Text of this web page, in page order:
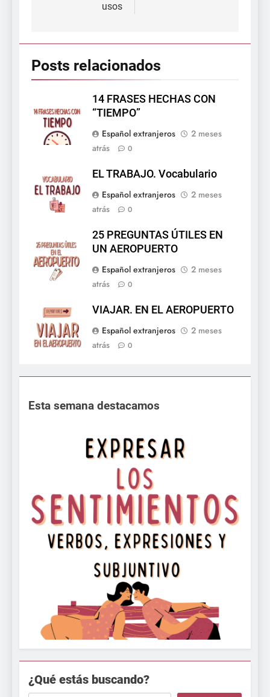
usos
Posts relacionados
14 FRASES HECHAS CON
“TIEMPO”
Español extranjeros
2 meses
atrás
0
EL TRABAJO. Vocabulario
Español extranjeros
2 meses
atrás
0
25 PREGUNTAS ÚTILES EN
UN AEROPUERTO
Español extranjeros
2 meses
atrás
0
VIAJAR. EN EL AEROPUERTO
Español extranjeros
2 meses
atrás
0
Esta semana destacamos
¿Qué estás buscando?